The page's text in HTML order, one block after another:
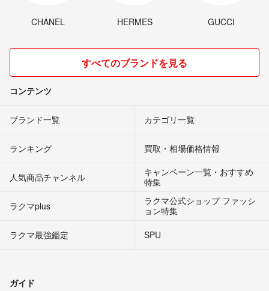
CHANEL HERMES GUCCI
すべてのブランドを見る
コンテンツ
ブランド一覧 カテゴリ一覧
ランキング 買取・相場価格情報
人気商品チャンネル
キャンペーン一覧・おすすめ
特集
ラクマplus
ラクマ公式ショップ ファッシ
ョン特集
ラクマ最強鑑定
SPU
ガイド